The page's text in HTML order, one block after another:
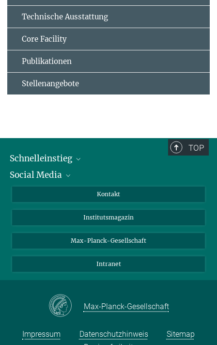
Technische Ausstattung
Core Facility
Publikationen
Stellenangebote
TOP
Schnelleinstieg
Alumni
Fördernde
Schulen
Studierende
Social Media
Bluesky
Facebook
YouTube
Kontakt
Institutsmagazin
Max-Planck-Gesellschaft
Intranet
Max-Planck-Gesellschaft
Impressum Datenschutzhinweis
Sitemap